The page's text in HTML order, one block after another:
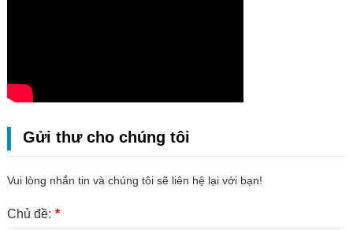
Gửi thư cho chúng tôi
Vui lòng nhắn tin và chúng tôi sẽ liên hệ lại với bạn!
Chủ đề: *